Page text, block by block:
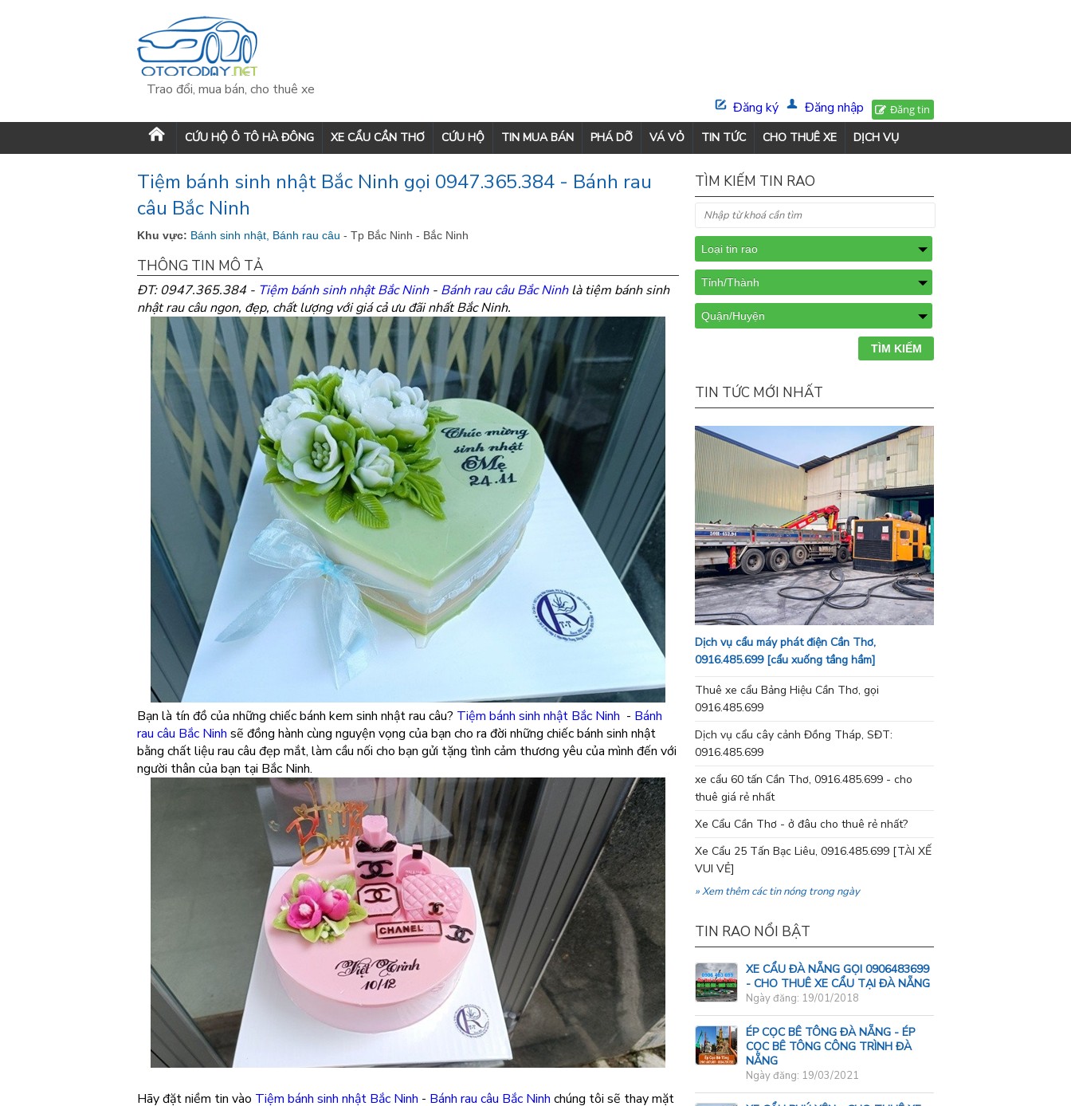
Trao đổi, mua bán, cho thuê xe
Đăng tin
Đăng nhập
Đăng ký
CỨU HỘ Ô TÔ HÀ ĐÔNG XE CẨU CẦN THƠ CỨU HỘ TIN MUA BÁN PHÁ DỠ VÁ VỎ TIN TỨC CHO THUÊ XE DỊCH VỤ
Tiệm bánh sinh nhật Bắc Ninh gọi 0947.365.384 - Bánh rau
câu Bắc Ninh
Khu vực: Bánh sinh nhật, Bánh rau câu - Tp Bắc Ninh - Bắc Ninh
THÔNG TIN MÔ TẢ
ĐT: 0947.365.384 - Tiệm bánh sinh nhật Bắc Ninh- Bánh rau câu Bắc Ninhlà tiệm bánh sinh
nhật rau câu ngon, đẹp, chất lượng với giá cả ưu đãi nhất Bắc Ninh.
Bạn là tín đồ của những chiếc bánh kem sinh nhật rau câu? Tiệm bánh sinh nhật Bắc Ninh - Bánh
rau câu Bắc Ninh sẽ đồng hành cùng nguyện vọng của bạn cho ra đời những chiếc bánh sinh nhật
bằng chất liệu rau câu đẹp mắt, làm cầu nối cho bạn gửi tặng tình cảm thương yêu của mình đến với
người thân của bạn tại Bắc Ninh.
Hãy đặt niềm tin vào Tiệm bánh sinh nhật Bắc Ninh - Bánh rau câu Bắc Ninh chúng tôi sẽ thay mặt
TÌM KIẾM TIN RAO
TIN TỨC MỚI NHẤT
Dịch vụ cẩu máy phát điện Cần Thơ,
0916.485.699 [cẩu xuống tầng hầm]
Thuê xe cẩu Bảng Hiệu Cần Thơ, gọi
0916.485.699
Dịch vụ cẩu cây cảnh Đồng Tháp, SĐT:
0916.485.699
xe cẩu 60 tấn Cần Thơ, 0916.485.699 - cho
thuê giá rẻ nhất
Xe Cẩu Cần Thơ - ở đâu cho thuê rẻ nhất?
Xe Cẩu 25 Tấn Bạc Liêu, 0916.485.699 [TÀI XẾ
VUI VẺ]
» Xem thêm các tin nóng trong ngày
TIN RAO NỔI BẬT
XE CẨU ĐÀ NẴNG GỌI 0906483699
- CHO THUÊ XE CẨU TẠI ĐÀ NẴNG
Ngày đăng: 19/01/2018
ÉP CỌC BÊ TÔNG ĐÀ NẴNG - ÉP
CỌC BÊ TÔNG CÔNG TRÌNH ĐÀ
NẴNG
Ngày đăng: 19/03/2021